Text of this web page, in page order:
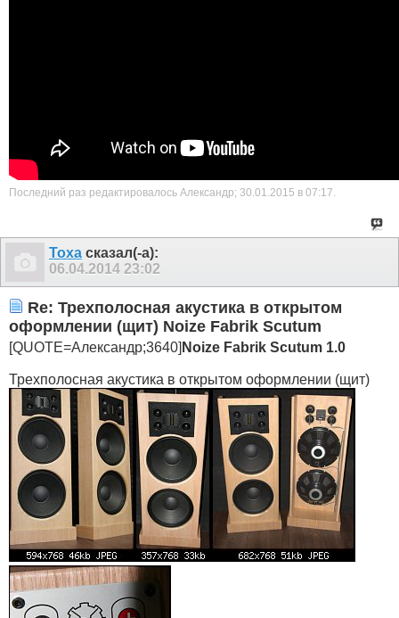
Последний раз редактировалось Александр; 30.01.2015 в 07:17.
Toxa сказал(-а):
06.04.2014 23:02
Re: Трехполосная акустика в открытом
оформлении (щит) Noize Fabrik Scutum
[QUOTE=Александр;3640] Noize Fabrik Scutum 1.0
Трехполосная акустика в открытом оформлении (щит)